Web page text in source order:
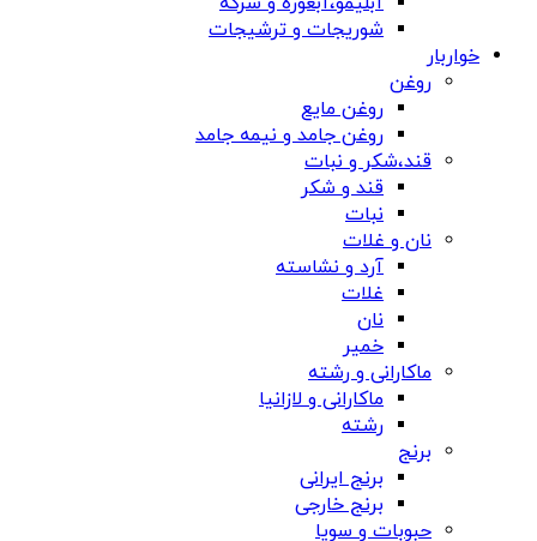
شوریجات و ترشیجات
خواربار
روغن
روغن مایع
روغن جامد و نیمه جامد
قند،شکر و نبات
قند و شکر
نبات
نان و غلات
آرد و نشاسته
غلات
نان
خمیر
ماکارانی و رشته
ماکارانی و لازانیا
رشته
برنج
برنج ایرانی
برنج خارجی
حبوبات و سویا